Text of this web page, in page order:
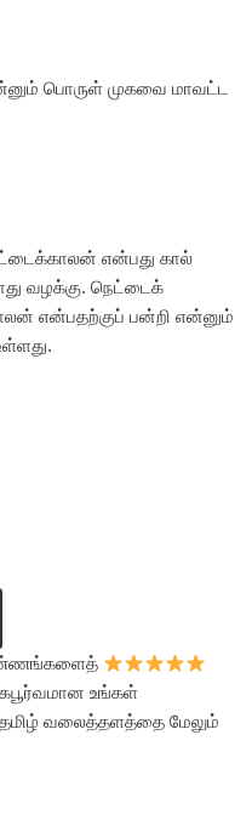
பொருள் முகவை மாவட்ட
என்பது கால்
வழக்கு. நெட்டைக்
என்பதற்குப் பன்றி என்னும்
உங்கள்
வலைத்தளத்தை மேலும்